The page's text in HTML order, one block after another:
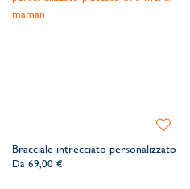
Bracciale intrecciato personalizzato
Da 69,00 €
lista